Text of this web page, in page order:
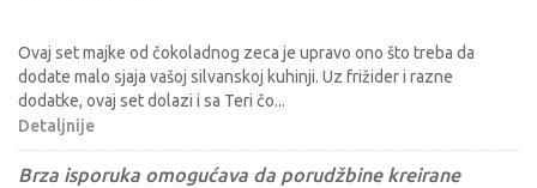
Ovaj set majke od čokoladnog zeca je upravo ono što treba da
dodate malo sjaja vašoj silvanskoj kuhinji. Uz frižider i razne
dodatke, ovaj set dolazi i sa Teri čo...
Detaljnije
Brza isporuka omogućava da porudžbine kreirane